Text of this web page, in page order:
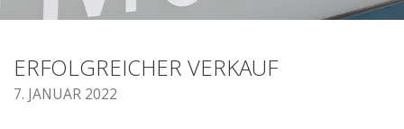
ERFOLGREICHER VERKAUF
7. JANUAR 2022